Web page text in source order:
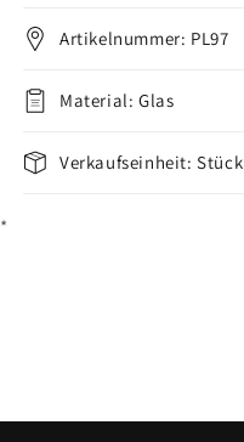
verringern
erhöhen
Artikelnummer: PL97
Material: Glas
Verkaufseinheit: Stück
*